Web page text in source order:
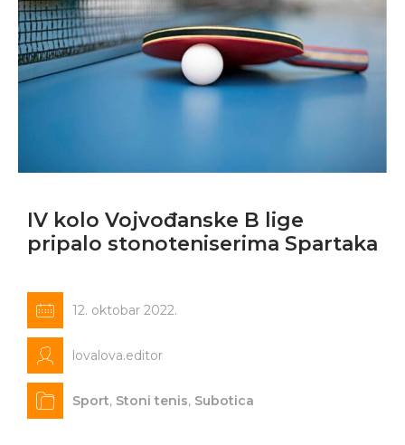
IV kolo Vojvođanske B lige
pripalo stonoteniserima Spartaka
12. oktobar 2022.
lovalova.editor
Sport, Stoni tenis, Subotica